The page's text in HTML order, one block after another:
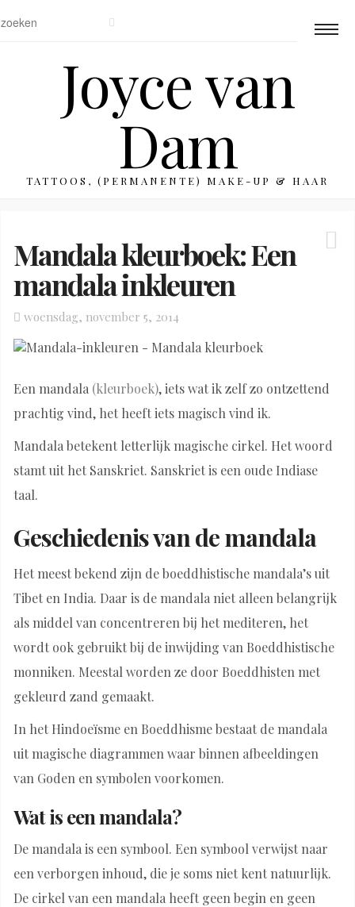
Joyce van
Dam
TATTOOS, (PERMANENTE) MAKE-UP & HAAR
Mandala kleurboek: Een
mandala inkleuren
Posted
on
woensdag, november 5, 2014
Een mandala (kleurboek), iets wat ik zelf zo ontzettend
prachtig vind, het heeft iets magisch vind ik.
Mandala betekent letterlijk magische cirkel. Het woord
stamt uit het Sanskriet. Sanskriet is een oude Indiase
taal.
Geschiedenis van de mandala
Het meest bekend zijn de boeddhistische mandala’s uit
Tibet en India. Daar is de mandala niet alleen belangrijk
als middel van concentreren bij het mediteren, het
wordt ook gebruikt bij de inwijding van Boeddhistische
monniken. Meestal worden ze door Boeddhisten met
gekleurd zand gemaakt.
In het Hindoeïsme en Boeddhisme bestaat de mandala
uit magische diagrammen waar binnen afbeeldingen
van Goden en symbolen voorkomen.
Wat is een mandala?
De mandala is een symbool. Een symbool verwijst naar
een verborgen inhoud, die je soms niet kent natuurlijk.
De cirkel van een mandala heeft geen begin en geen